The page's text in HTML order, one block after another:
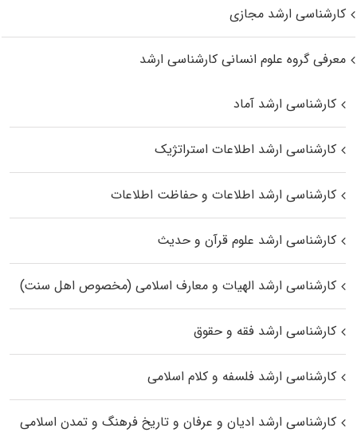
کارشناسی ارشد مجازی
معرفی گروه علوم انسانی کارشناسی ارشد
کارشناسی ارشد آماد
کارشناسی ارشد اطلاعات استراتژیک
کارشناسی ارشد اطلاعات و حفاظت اطلاعات
کارشناسی ارشد علوم قرآن و حدیث
کارشناسی ارشد الهیات و معارف اسلامی (مخصوص اهل سنت)
کارشناسی ارشد فقه و حقوق
کارشناسی ارشد فلسفه و کلام اسلامی
کارشناسی ارشد ادیان و عرفان و تاریخ فرهنگ و تمدن اسلامی